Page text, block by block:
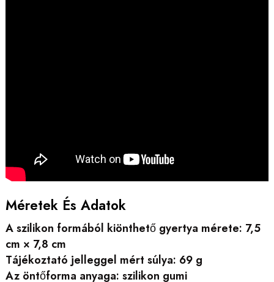
Méretek És Adatok
A szilikon formából kiönthető gyertya mérete: 7,5
cm × 7,8 cm
Tájékoztató jelleggel mért súlya: 69 g
Az öntőforma anyaga: szilikon gumi